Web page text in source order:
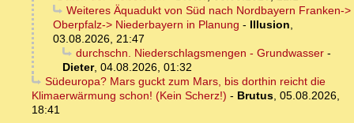
Weiteres Äquadukt von Süd nach Nordbayern Franken->
Oberpfalz-> Niederbayern in Planung - Illusion,
03.08.2026, 21:47
durchschn. Niederschlagsmengen - Grundwasser-
Dieter, 04.08.2026, 01:32
Südeuropa? Mars guckt zum Mars, bis dorthin reicht die
Klimaerwärmung schon! (Kein Scherz!) - Brutus, 05.08.2026,
18:41